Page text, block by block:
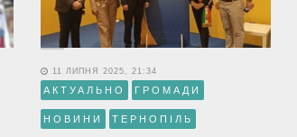
11 ЛИПНЯ 2025, 21:34
АКТУАЛЬНО ГРОМАДИ
НОВИНИ ТЕРНОПІЛЬ